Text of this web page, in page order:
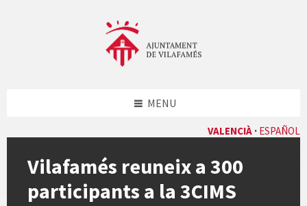
VALENCIÀ ESPAÑOL
MENU
Vilafamés reuneix a 300
participants a la 3CIMS